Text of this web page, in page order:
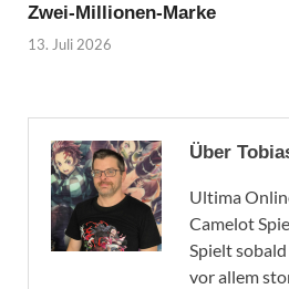
Zwei-Millionen-Marke
13. Juli 2026
Über
Ultima
Camelot
Spielt
vor allem